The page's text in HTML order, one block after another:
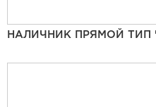
НАЛИЧНИК ПРЯМОЙ ТИП